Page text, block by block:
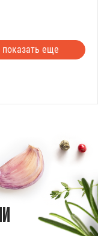
показать еще